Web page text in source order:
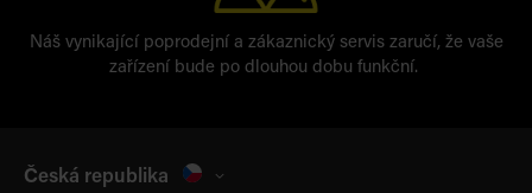
Náš vynikající poprodejní a zákaznický servis zaručí, že vaše
zařízení bude po dlouhou dobu funkční.
Česká republika